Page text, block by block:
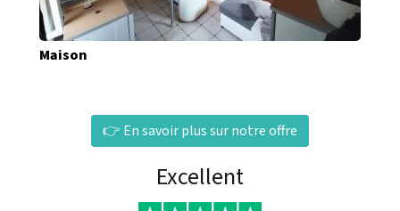
Maison
👉 En savoir plus sur notre offre
Excellent